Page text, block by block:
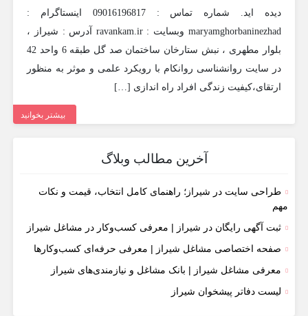
دیده اید. شماره تماس : 09016196817 اینستاگرام :
maryamghorbaninezhad وبسایت : ravankam.ir آدرس : شیراز ،
بلوار مطهری ، نبش ستارخان ساختمان صد گل طبقه 6 واحد 42
در سایت روانشناسی روانکام با رویکرد علمی و موثر به منظور
ارتقای،کیفیت زندگی افراد راه اندازی […]
بیشتر بخوانید
آخرین مطالب وبلاگ
طراحی سایت در شیراز؛ راهنمای کامل انتخاب، قیمت و نکات
مهم
ثبت آگهی رایگان در شیراز | معرفی کسب‌وکار در مشاغل شیراز
صفحه اختصاصی مشاغل شیراز | معرفی حرفه‌ای کسب‌وکارها
معرفی مشاغل شیراز | بانک مشاغل و نیازمندی‌های شیراز
لیست دفاتر پیشخوان شیراز